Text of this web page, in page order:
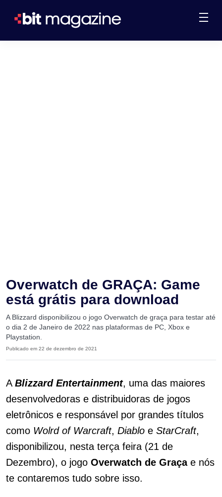
Overwatch de GRAÇA: Game
está grátis para download
A Blizzard disponibilizou o jogo Overwatch de graça para testar até
o dia 2 de Janeiro de 2022 nas plataformas de PC, Xbox e
Playstation.
Publicado em 22 de dezembro de 2021
A Blizzard Entertainment, uma das maiores
desenvolvedoras e distribuidoras de jogos
eletrônicos e responsável por grandes títulos
como Wolrd of Warcraft, Diablo e StarCraft,
disponibilizou, nesta terça feira (21 de
Dezembro), o jogo Overwatch de Graça e nós
te contaremos tudo sobre isso.